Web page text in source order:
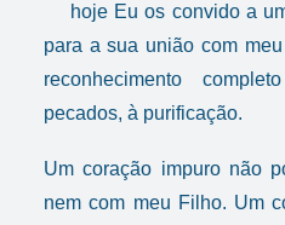
hoje Eu os convido a
para a sua união com
reconhecimento
pecados, à purificação.
Um coração impuro não
nem com meu Filho. Um